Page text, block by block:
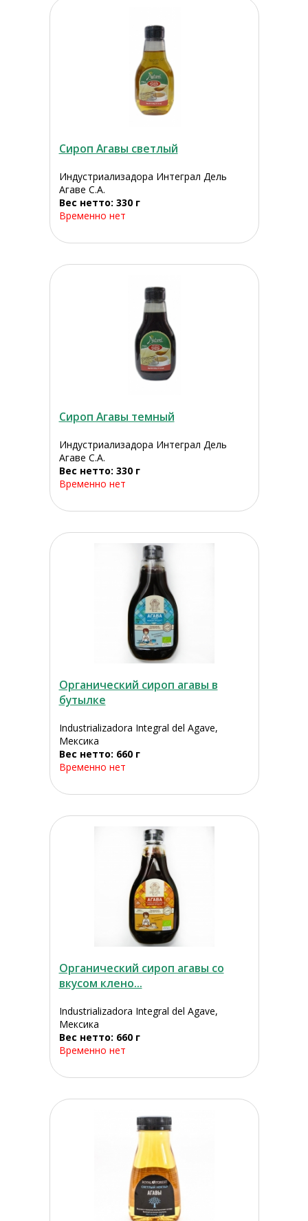
Сироп Агавы светлый
Индустриализадора Интеграл Дель
Агаве С.А.
Вес нетто: 330 г
Временно нет
Сироп Агавы темный
Индустриализадора Интеграл Дель
Агаве С.А.
Вес нетто: 330 г
Временно нет
Органический сироп агавы в
бутылке
Industrializadora Integral del Agave,
Мексика
Вес нетто: 660 г
Временно нет
Органический сироп агавы со
вкусом клено...
Industrializadora Integral del Agave,
Мексика
Вес нетто: 660 г
Временно нет